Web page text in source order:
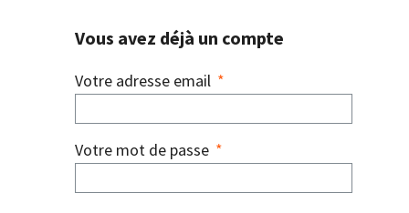
Vous avez déjà un compte
Votre adresse email *
Votre mot de passe *